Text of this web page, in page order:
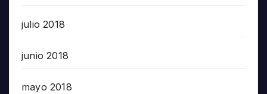
julio 2018
junio 2018
mayo 2018